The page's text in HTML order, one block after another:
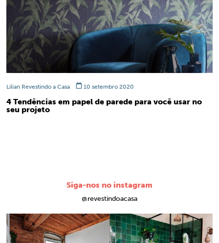
Lilian Revestindo a Casa 10 setembro 2020
4 Tendências em papel de parede para você usar no
seu projeto
Siga-nos no instagram
@revestindoacasa